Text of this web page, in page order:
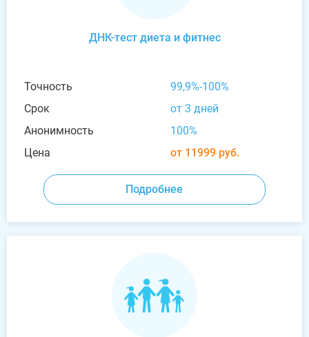
ДНК-тест диета и фитнес
Точность
99,9%-100%
Срок
от 3 дней
Анонимность
100%
Цена
от 11999 руб.
Подробнее